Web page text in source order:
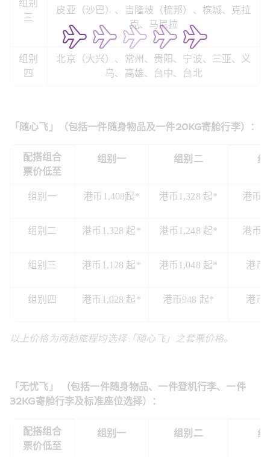
组别
三
皮亚（沙巴）、吉隆坡（梳邦）、槟城、克拉
克、马尼拉
组别
四
北京（大兴）、常州、贵阳、宁波、三亚、义
乌、高雄、台中、台北
「随心飞」（包括一件随身物品及一件20KG寄舱行李）：
配搭组合
票价低至
组别一 组别二 组
组别一 港币1,408起* 港币1,328 起* 港币
组别二 港币1,328 起* 港币1,248 起* 港币
组别三 港币1,128 起* 港币1,048 起* 港币
组别四 港币1,028 起* 港币948 起* 港币
以上价格为两趟旅程均选择「随心飞」之套票价格。
「无忧飞」 （包括一件随身物品、一件登机行李、一件
32KG寄舱行李及标准座位选择）：
配搭组合
票价低至
组别一 组别二 组